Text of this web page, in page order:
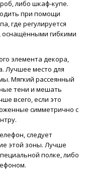
либо шкаф-купе.
при помощи
где регулируется
оснащёнными гибкими
элемента декора,
Лучшее место для
Мягкий рассеянный
тени и мешать
всего, если это
симметрично с
следует
этой зоны. Лучше
полке, либо